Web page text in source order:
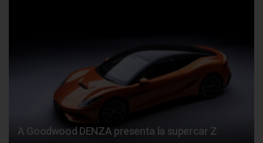
A Goodwood DENZA presenta la supercar Z